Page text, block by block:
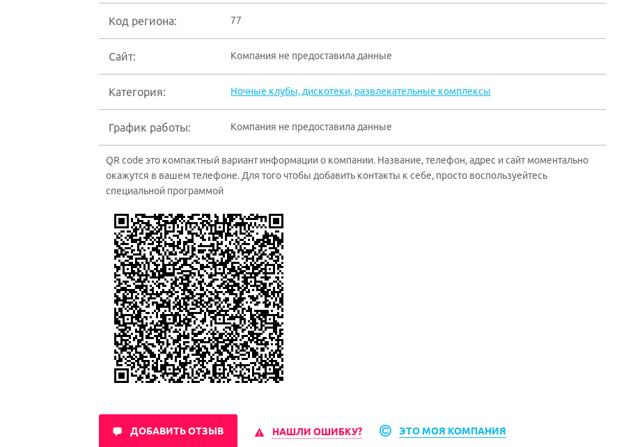
Код региона: 77
Сайт: Компания не предоставила данные
Категория: Ночные клубы, дискотеки, развлекательные комплексы
График работы: Компания не предоставила данные
QR code это компактный вариант информации о компании. Название, телефон, адрес и сайт моментально
окажутся в вашем телефоне. Для того чтобы добавить контакты к себе, просто воспользуейтесь
специальной программой
ДОБАВИТЬ ОТЗЫВ НАШЛИ ОШИБКУ? ЭТО МОЯ КОМПАНИЯ